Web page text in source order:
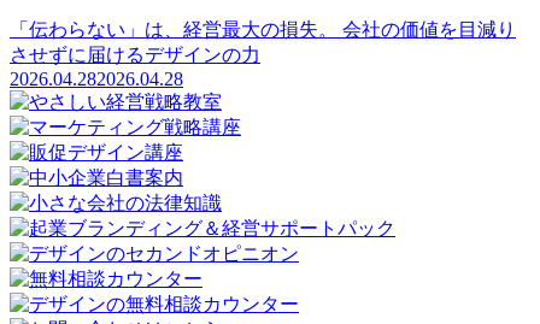
「伝わらない」は、経営最大の損失。 会社の価値を目減り
させずに届けるデザインの力
2026.04.282026.04.28